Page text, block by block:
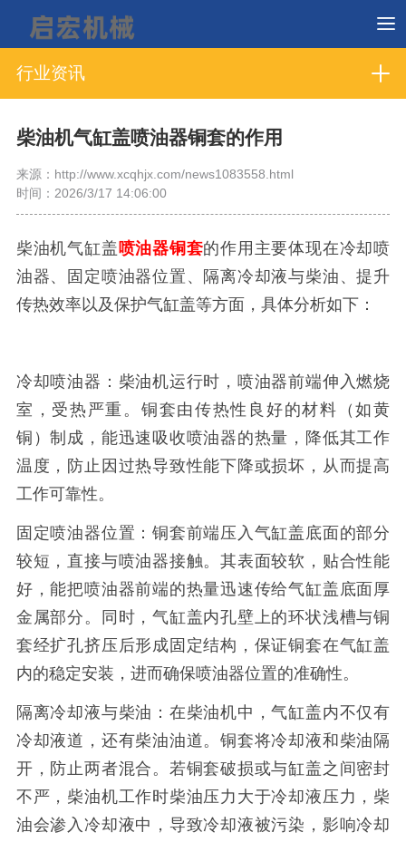
行业资讯
柴油机气缸盖喷油器铜套的作用
来源：http://www.xcqhjx.com/news1083558.html
时间：2026/3/17 14:06:00
柴油机气缸盖 喷油器铜套的作用主要体现在冷却喷
油器、固定喷油器位置、隔离冷却液与柴油、提升
传热效率以及保护气缸盖等方面，具体分析如下：
冷却喷油器：柴油机运行时，喷油器前端伸入燃烧
室，受热严重。铜套由传热性良好的材料（如黄
铜）制成，能迅速吸收喷油器的热量，降低其工作
温度，防止因过热导致性能下降或损坏，从而提高
工作可靠性。
固定喷油器位置：铜套前端压入气缸盖底面的部分
较短，直接与喷油器接触。其表面较软，贴合性能
好，能把喷油器前端的热量迅速传给气缸盖底面厚
金属部分。同时，气缸盖内孔壁上的环状浅槽与铜
套经扩孔挤压后形成固定结构，保证铜套在气缸盖
内的稳定安装，进而确保喷油器位置的准确性。
隔离冷却液与柴油：在柴油机中，气缸盖内不仅有
冷却液道，还有柴油油道。铜套将冷却液和柴油隔
开，防止两者混合。若铜套破损或与缸盖之间密封
不严，柴油机工作时柴油压力大于冷却液压力，柴
油会渗入冷却液中，导致冷却液被污染，影响冷却